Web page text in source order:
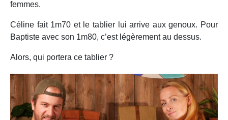
femmes.
Céline fait 1m70 et le tablier lui arrive aux genoux. Pour
Baptiste avec son 1m80, c’est légèrement au dessus.
Alors, qui portera ce tablier ?